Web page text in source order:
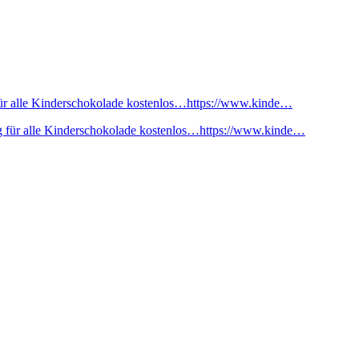
alle Kinderschokolade kostenlos…https://www.kinde…
für alle Kinderschokolade kostenlos…https://www.kinde…